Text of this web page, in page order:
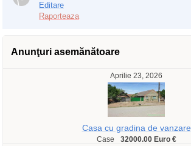
Editare
Raporteaza
Anunţuri asemănătoare
Aprilie 23, 2026
Casa cu gradina de vanzare
Case
32000.00 Euro €